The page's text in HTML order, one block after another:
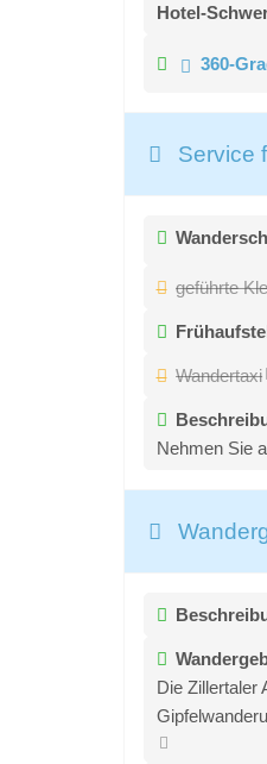
Hotel-
360-
Service
geführte
Wandertaxi
Nehmen Sie
Die Zillertaler